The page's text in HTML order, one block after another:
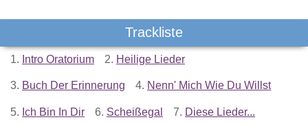
Trackliste
1. Intro Oratorium 2. Heilige Lieder
3. Buch Der Erinnerung 4. Nenn' Mich Wie Du Willst
5. Ich Bin In Dir 6. Scheißegal 7. Diese Lieder...